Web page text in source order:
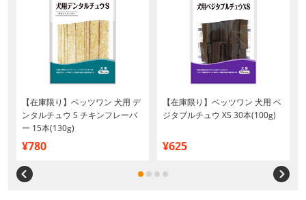
【在庫限り】ベッツワン 犬用 デ
ンタルチュウ S チキンフレーバ
ー 15本(130g)
¥780
【在庫限り】ベッツワン 犬用 ベ
ジタブルチュウ XS 30本(100g)
¥625